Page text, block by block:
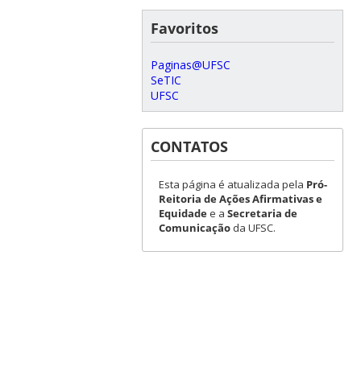
Favoritos
Paginas@UFSC
SeTIC
UFSC
CONTATOS
Esta página é atualizada pela Pró-
Reitoria de Ações Afirmativas e
Equidadee a Secretaria de
Comunicaçãoda UFSC.